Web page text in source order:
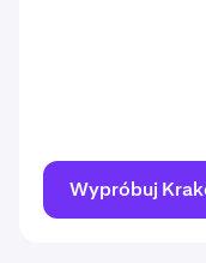
Wypróbuj